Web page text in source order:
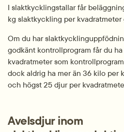
I slaktkycklingstallar får
kg slaktkyckling per kvadratmeter
Om du har
godkänt kontrollprogram får du
kvadratmeter som
dock aldrig ha mer än 36 kilo per
och högst 25 djur per
Avelsdjur inom